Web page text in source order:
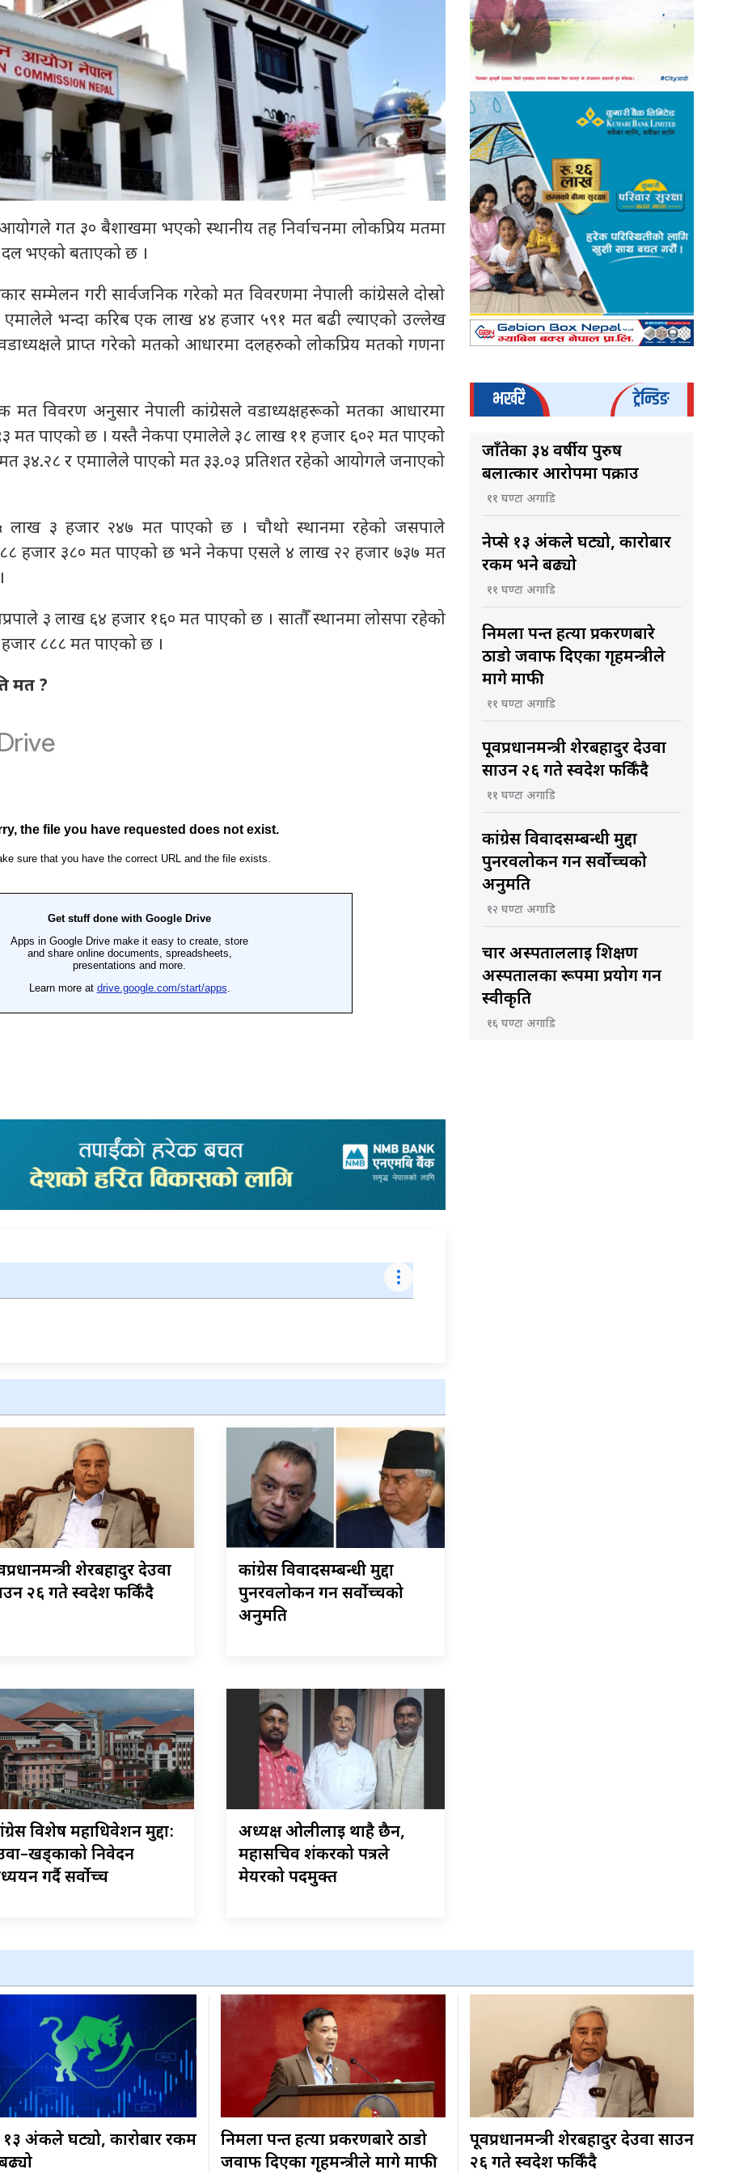
आयोगले गत ३० बैशाखमा भएको स्थानीय तह निर्वाचनमा लोकप्रिय मतमा
दल भएको बताएको छ ।
सम्मेलन गरी सार्वजनिक गरेको मत विवरणमा नेपाली कांग्रेसले दोस्रो
एमालेले भन्दा करिब एक लाख ४४ हजार ५९१ मत बढी ल्याएको उल्लेख
प्राप्त गरेको मतको आधारमा दलहरुको लोकप्रिय मतको गणना
मत विवरण अनुसार नेपाली कांग्रेसले वडाध्यक्षहरूको मतका आधारमा
मत पाएको छ । यस्तै नेकपा एमालेले ३८ लाख ११ हजार ६०२ मत पाएको
३४‍.२८ र एमाालेले पाएको मत ३३.०३ प्रतिशत रहेको आयोगले जनाएको
लाख ३ हजार २४७ मत पाएको छ । चौथो स्थानमा रहेको जसपाले
८८ हजार ३८० मत पाएको छ भने नेकपा एसले ४ लाख २२ हजार ७३७ मत
३ लाख ६४ हजार १६० मत पाएको छ । सातौँ स्थानमा लोसपा रहेको
८८८ मत पाएको छ ।
मत ?
शेरबहादुर देउवा
२६ गते स्वदेश फर्किँदै
कांग्रेस विवादसम्बन्धी मुद्दा
पुनरवलोकन गर्न सर्वोच्चको
अनुमति
विशेष महाधिवेशन मुद्दा:
निवेदन
गर्दै सर्वोच्च
अध्यक्ष ओलीलाई थाहै छैन,
महासचिव शंकरको पत्रले
मेयरको पदमुक्त
भर्खरै ट्रेन्डिङ
जाँतेका ३४ वर्षीय पुरुष
बलात्कार आरोपमा पक्राउ
११ घण्टा अगाडि
नेप्से १३ अंकले घट्यो, कारोबार
रकम भने बढ्यो
११ घण्टा अगाडि
निर्मला पन्त हत्या प्रकरणबारे
ठाडो जवाफ दिएका गृहमन्त्रीले
मागे माफी
११ घण्टा अगाडि
पूर्वप्रधानमन्त्री शेरबहादुर देउवा
साउन २६ गते स्वदेश फर्किँदै
११ घण्टा अगाडि
कांग्रेस विवादसम्बन्धी मुद्दा
पुनरवलोकन गर्न सर्वोच्चको
अनुमति
१२ घण्टा अगाडि
चार अस्पताललाई शिक्षण
अस्पतालका रूपमा प्रयोग गर्न
स्वीकृति
१६ घण्टा अगाडि
अंकले घट्यो, कारोबार रकम
निर्मला पन्त हत्या प्रकरणबारे ठाडो
जवाफ दिएका गृहमन्त्रीले मागे माफी
पूर्वप्रधानमन्त्री शेरबहादुर देउवा साउन
२६ गते स्वदेश फर्किँदै